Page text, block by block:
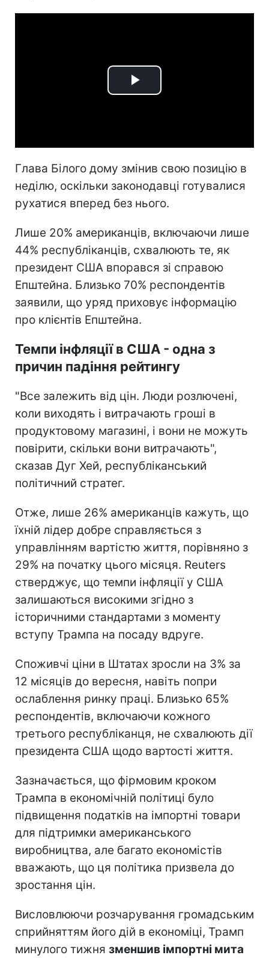
Play
Глава Білого дому змінив свою позицію в
неділю, оскільки законодавці готувалися
рухатися вперед без нього.
Лише 20% американців, включаючи лише
44% республіканців, схвалюють те, як
президент США впорався зі справою
Епштейна. Близько 70% респондентів
заявили, що уряд приховує інформацію
про клієнтів Епштейна.
Темпи інфляції в США - одна з
причин падіння рейтингу
"Все залежить від цін. Люди розлючені,
коли виходять і витрачають гроші в
продуктовому магазині, і вони не можуть
повірити, скільки вони витрачають",
сказав Дуг Хей, республіканський
політичний стратег.
Отже, лише 26% американців кажуть, що
їхній лідер добре справляється з
управлінням вартістю життя, порівняно з
29% на початку цього місяця. Reuters
стверджує, що темпи інфляції у США
залишаються високими згідно з
історичними стандартами з моменту
вступу Трампа на посаду вдруге.
Споживчі ціни в Штатах зросли на 3% за
12 місяців до вересня, навіть попри
ослаблення ринку праці. Близько 65%
респондентів, включаючи кожного
третього республіканця, не схвалюють дії
президента США щодо вартості життя.
Зазначається, що фірмовим кроком
Трампа в економічній політиці було
підвищення податків на імпортні товари
для підтримки американського
виробництва, але багато економістів
вважають, що ця політика призвела до
зростання цін.
Висловлюючи розчарування громадським
сприйняттям його дій в економіці, Трамп
минулого тижня зменшив імпортні мита